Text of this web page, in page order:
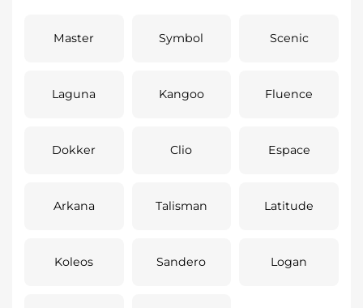
Master Symbol Scenic
Laguna Kangoo Fluence
Dokker Clio Espace
Arkana Talisman Latitude
Koleos Sandero Logan